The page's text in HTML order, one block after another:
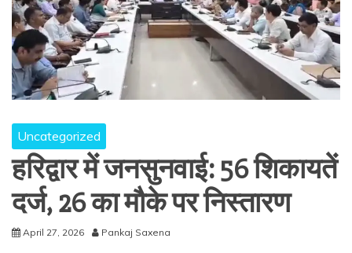
Uncategorized
हरिद्वार में जनसुनवाई: 56 शिकायतें
दर्ज, 26 का मौके पर निस्तारण
April 27, 2026 Pankaj Saxena